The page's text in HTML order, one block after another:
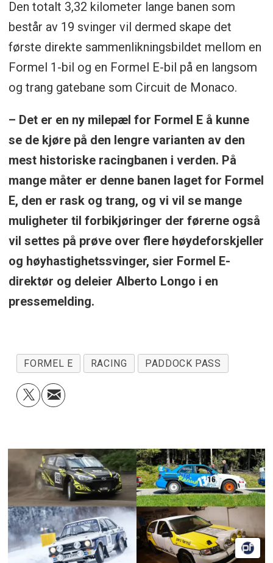
Den totalt 3,32 kilometer lange banen som
består av 19 svinger vil dermed skape det
første direkte sammenlikningsbildet mellom en
Formel 1-bil og en Formel E-bil på en langsom
og trang gatebane som Circuit de Monaco.
– Det er en ny milepæl for Formel E å kunne
se de kjøre på den lengre varianten av den
mest historiske racingbanen i verden. På
mange måter er denne banen laget for Formel
E, den er rask og trang, og vi vil se mange
muligheter til forbikjøringer der førerne også
vil settes på prøve over flere høydeforskjeller
og høyhastighetssvinger, sier Formel E-
direktør og deleier Alberto Longo i en
pressemelding.
FORMEL E RACING PADDOCK PASS